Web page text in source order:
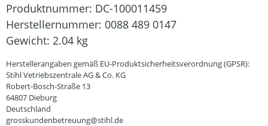
Produktnummer: DC-100011459
Herstellernummer: 0088 489 0147
Gewicht: 2.04 kg
Herstellerangaben gemäß EU-Produktsicherheitsverordnung (GPSR):
Stihl Vetriebszentrale AG & Co. KG
Robert-Bosch-Straße 13
64807 Dieburg
Deutschland
grosskundenbetreuung@stihl.de